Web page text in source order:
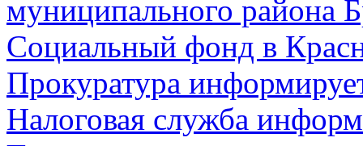
муниципального района
Социальный фонд в
Прокуратура
Налоговая служба